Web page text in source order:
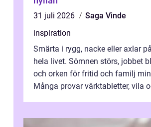
31 juli 2026
Saga Vinde
inspiration
Smärta i rygg, nacke eller axlar
hela livet. Sömnen störs, jobbet
och orken för fritid och familj
Många provar värktabletter, vila